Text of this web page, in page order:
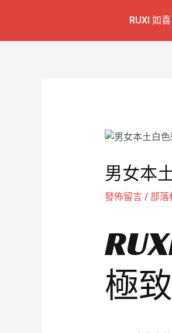
RUXI 如喜
男女本
發佈留言 / 部落
極